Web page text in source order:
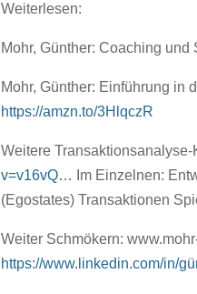
Weiterlesen:
Mohr, Günther: Coaching
Mohr, Günther: Einführung in
https://amzn.to/3HlqczR
Weitere
v=v16vQ…
Im Einzelnen:
(Egostates) Transaktionen
Weiter Schmökern:
https://www.linkedin.com/in/